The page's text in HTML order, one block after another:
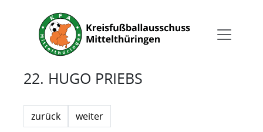
22. HUGO PRIEBS
zurück weiter